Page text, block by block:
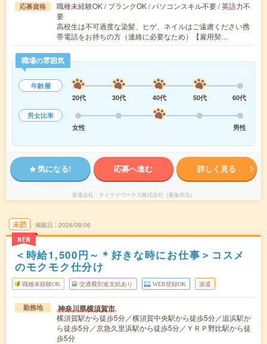
応募資格
職種未経験OK / ブランクOK / パソコンスキル不要 / 英語力不
要
高校生は不可過度な染髪、ヒゲ、ネイルはご遠慮ください携
帯電話をお持ちの方（連絡に必要なため）【雇用契…
職場の雰囲気
年齢層
20代
30代 40代 50代
60代
男女比率
女性
男性
気になる! 応募へ進む 詳しく見る
派遣会社 テイケイワークス株式会社（募集担当）
未読
NEW
掲載日 2026/08/06
＜時給1,500円～＊好きな時にお仕事＞コスメ
のモクモク仕分け
職種未経験OK 交通費別途支給あり WEB登録OK 派遣
勤務地 神奈川県横須賀市
横須賀駅から徒歩5分／横須賀中央駅から徒歩5分／追浜駅か
ら徒歩5分／京急久里浜駅から徒歩5分／ＹＲＰ野比駅から徒
歩5分